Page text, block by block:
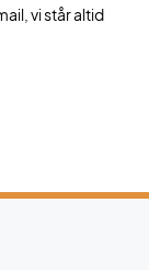
vi står altid